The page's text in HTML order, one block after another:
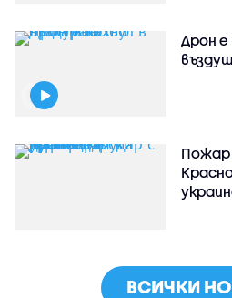
Дрон е
Пожар
ВСИЧКИ